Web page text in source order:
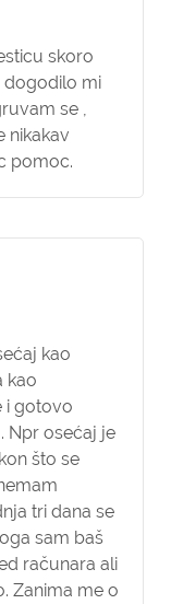
skoro
dogodilo mi
se ,
nikakav
pomoc.
kao
kao
i gotovo
Npr osećaj je
što se
tri dana se
sam baš
računara ali
Zanima me o